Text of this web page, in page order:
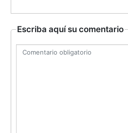
Escriba aquí su comentario